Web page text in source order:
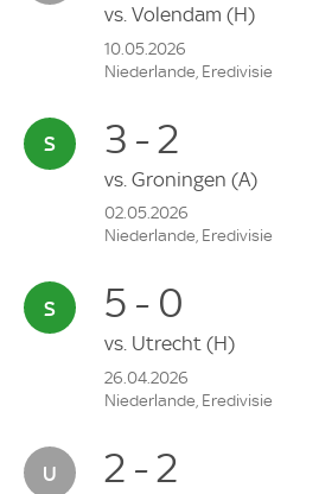
vs. Volendam (H)
10.05.2026
Niederlande, Eredivisie
3 - 2
vs. Groningen (A)
02.05.2026
Niederlande, Eredivisie
5 - 0
vs. Utrecht (H)
26.04.2026
Niederlande, Eredivisie
2 - 2